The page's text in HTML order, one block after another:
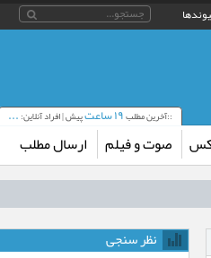
::آخرین مطلب۱۹ ساعت پیش | افراد آنلاین:...
صوت و فیلم ارسال مطلب
نظر سنجی